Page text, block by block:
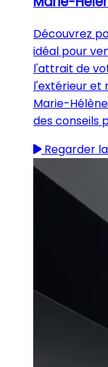
Découvrez
idéal pour
l'attrait de
l'extérieur et
Marie-
des conseils
Regarder